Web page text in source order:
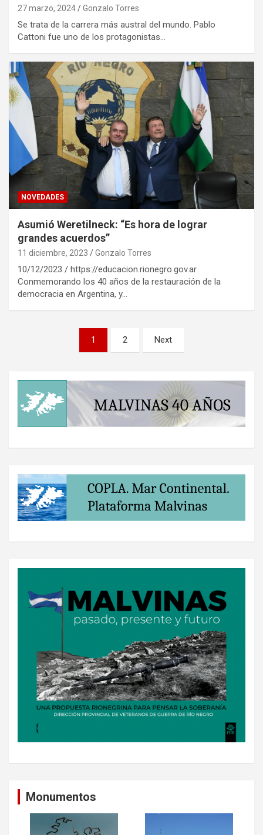
27 marzo, 2024 Gonzalo Torres
Se trata de la carrera más austral del mundo. Pablo
Cattoni fue uno de los protagonistas…
NOVEDADES
Asumió Weretilneck: “Es hora de lograr
grandes acuerdos”
11 diciembre, 2023 Gonzalo Torres
10/12/2023 / https://educacion.rionegro.gov.ar
Conmemorando los 40 años de la restauración de la
democracia en Argentina, y…
1 2 Next
Monumentos